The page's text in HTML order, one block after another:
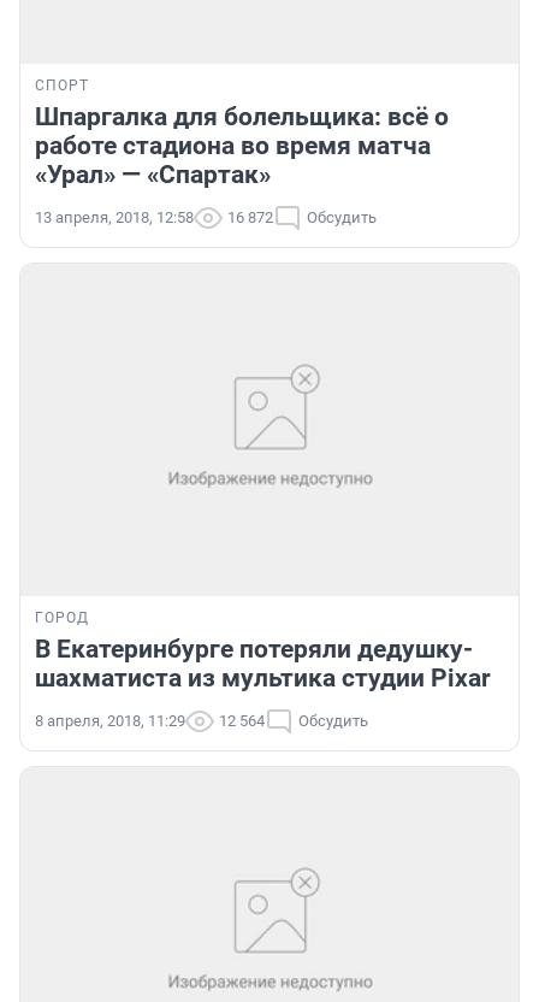
СПОРТ
Шпаргалка для болельщика: всё о
работе стадиона во время матча
«Урал» — «Спартак»
13 апреля, 2018, 12:58 16 872 Обсудить
ГОРОД
В Екатеринбурге потеряли дедушку-
шахматиста из мультика студии Pixar
8 апреля, 2018, 11:29 12 564 Обсудить